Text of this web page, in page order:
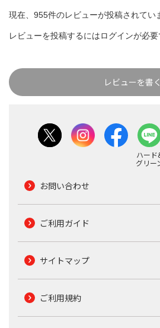
現在、955件のレビューが投稿されてい
レビューを投稿するにはログインが必要
レビューを書く
ハード
グリー
お問い合わせ
ご利用ガイド
サイトマップ
ご利用規約